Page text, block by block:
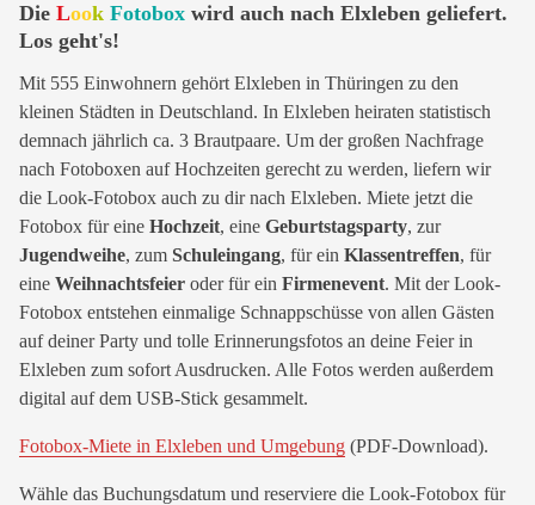
Die Look Fotobox wird auch nach Elxleben geliefert.
Los geht's!
Mit 555 Einwohnern gehört Elxleben in Thüringen zu den
kleinen Städten in Deutschland. In Elxleben heiraten statistisch
demnach jährlich ca. 3 Brautpaare. Um der großen Nachfrage
nach Fotoboxen auf Hochzeiten gerecht zu werden, liefern wir
die Look-Fotobox auch zu dir nach Elxleben. Miete jetzt die
Fotobox für eine Hochzeit, eine Geburtstagsparty, zur
Jugendweihe, zum Schuleingang, für ein Klassentreffen, für
eine Weihnachtsfeier oder für ein Firmenevent. Mit der Look-
Fotobox entstehen einmalige Schnappschüsse von allen Gästen
auf deiner Party und tolle Erinnerungsfotos an deine Feier in
Elxleben zum sofort Ausdrucken. Alle Fotos werden außerdem
digital auf dem USB-Stick gesammelt.
Fotobox-Miete in Elxleben und Umgebung (PDF-Download).
Wähle das Buchungsdatum und reserviere die Look-Fotobox für